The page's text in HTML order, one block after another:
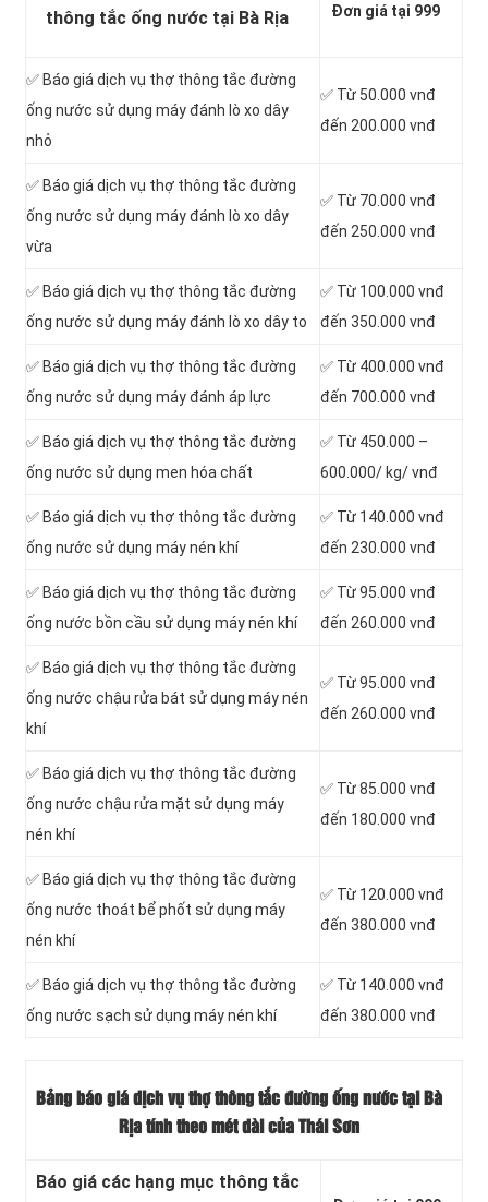
thông tắc ống nước tại Bà Rịa
Đơn giá tại 999
✅ Báo giá dịch vụ thợ thông tắc đường
ống nước sử dụng máy đánh lò xo dây
nhỏ
✅ Từ 50.000 vnđ
đến 200.000 vnđ
✅ Báo giá dịch vụ thợ thông tắc đường
ống nước sử dụng máy đánh lò xo dây
vừa
✅ Từ 70.000 vnđ
đến 250.000 vnđ
✅ Báo giá dịch vụ thợ thông tắc đường
ống nước sử dụng máy đánh lò xo dây to
✅ Từ 100.000 vnđ
đến 350.000 vnđ
✅ Báo giá dịch vụ thợ thông tắc đường
ống nước sử dụng máy đánh áp lực
✅ Từ 400.000 vnđ
đến 700.000 vnđ
✅ Báo giá dịch vụ thợ thông tắc đường
ống nước sử dụng men hóa chất
✅ Từ 450.000 –
600.000/ kg/ vnđ
✅ Báo giá dịch vụ thợ thông tắc đường
ống nước sử dụng máy nén khí
✅ Từ 140.000 vnđ
đến 230.000 vnđ
✅ Báo giá dịch vụ thợ thông tắc đường
ống nước bồn cầu sử dụng máy nén khí
✅ Từ 95.000 vnđ
đến 260.000 vnđ
✅ Báo giá dịch vụ thợ thông tắc đường
ống nước chậu rửa bát sử dụng máy nén
khí
✅ Từ 95.000 vnđ
đến 260.000 vnđ
✅ Báo giá dịch vụ thợ thông tắc đường
ống nước chậu rửa mặt sử dụng máy
nén khí
✅ Từ 85.000 vnđ
đến 180.000 vnđ
✅ Báo giá dịch vụ thợ thông tắc đường
ống nước thoát bể phốt sử dụng máy
nén khí
✅ Từ 120.000 vnđ
đến 380.000 vnđ
✅ Báo giá dịch vụ thợ thông tắc đường
ống nước sạch sử dụng máy nén khí
✅ Từ 140.000 vnđ
đến 380.000 vnđ
Bảng báo giá dịch vụ thợ thông tắc đường ống nước tại Bà
Rịa tính theo mét dài của Thái Sơn
Báo giá các hạng mục thông tắc